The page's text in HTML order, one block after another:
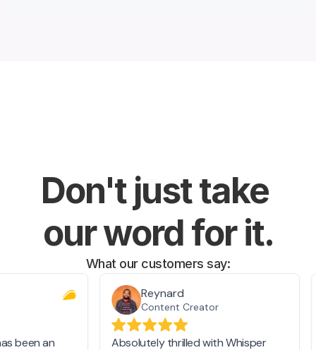
Don't just take
our word for it.
What our customers say: